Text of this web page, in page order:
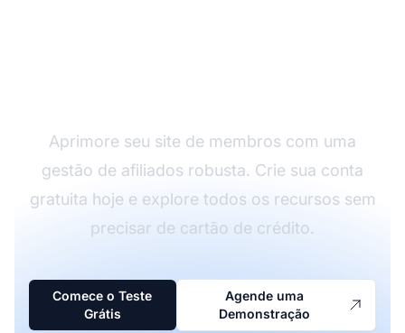
Aprimore seu site de membros com uma
gestão de afiliados robusta. Crie sua conta
gratuita hoje e explore todos os recursos sem
precisar de cartão de crédito.
Comece o Teste
Grátis
Agende uma
Demonstração